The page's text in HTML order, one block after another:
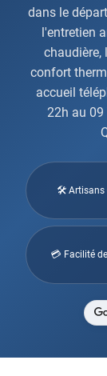
dans le
l'entretien
chaudière,
confort
accueil
22h au 09
🛠 Artisans
💳 Facilité